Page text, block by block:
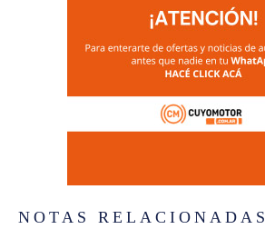
NOTAS RELACIONADAS